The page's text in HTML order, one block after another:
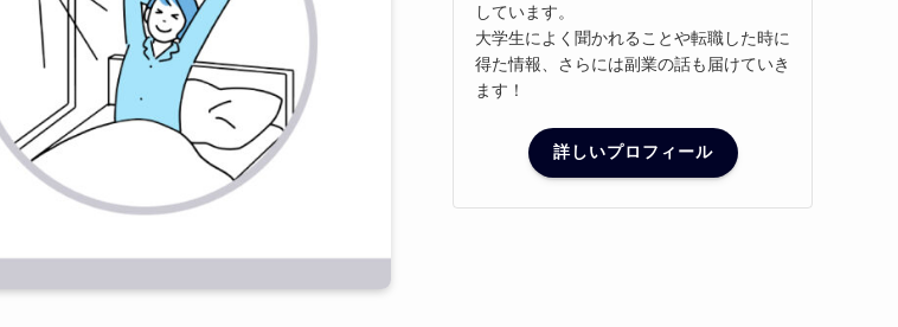
しています。
大学生によく聞かれることや転職した時に
得た情報、さらには副業の話も届けていき
ます！
詳しいプロフィール